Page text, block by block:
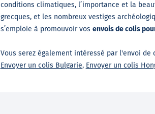
conditions climatiques, l’importance et la
grecques, et les nombreux vestiges
s’emploie à promouvoir vos envois de colis
Vous serez également intéressé par l'envoi de
Envoyer un colis Bulgarie, Envoyer un colis